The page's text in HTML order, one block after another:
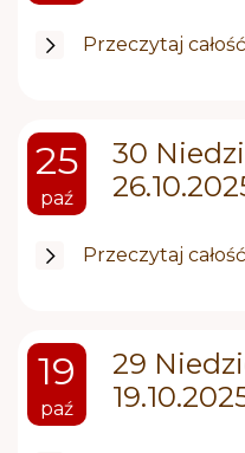
Przeczytaj całość
25
paź
30
Przeczytaj całość
19
paź
29